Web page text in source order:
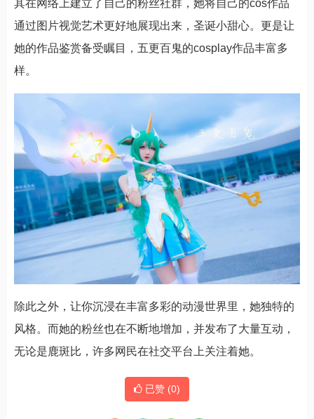
其在网络上建立了自己的粉丝社群，她将自己的cos作品
通过图片视觉艺术更好地展现出来，圣诞小甜心。更是让
她的作品鉴赏备受瞩目，五更百鬼的cosplay作品丰富多
样。
除此之外，让你沉浸在丰富多彩的动漫世界里，她独特的
风格。而她的粉丝也在不断地增加，并发布了大量互动，
无论是鹿斑比，许多网民在社交平台上关注着她。
已赞 (0)